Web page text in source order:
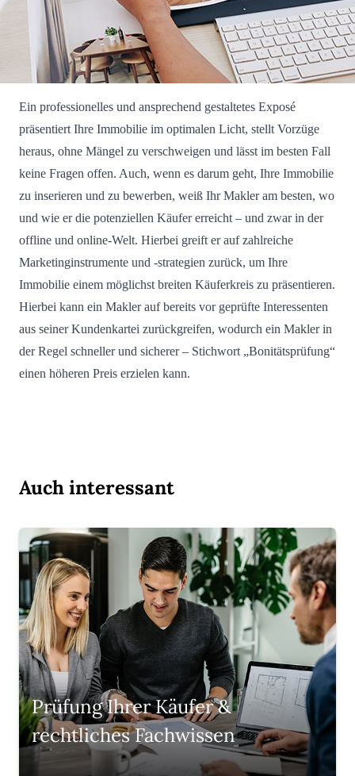
Ein professionelles und ansprechend gestaltetes Exposé
präsentiert Ihre Immobilie im optimalen Licht, stellt Vorzüge
heraus, ohne Mängel zu verschweigen und lässt im besten Fall
keine Fragen offen. Auch, wenn es darum geht, Ihre Immobilie
zu inserieren und zu bewerben, weiß Ihr Makler am besten, wo
und wie er die potenziellen Käufer erreicht – und zwar in der
offline und online-Welt. Hierbei greift er auf zahlreiche
Marketinginstrumente und -strategien zurück, um Ihre
Immobilie einem möglichst breiten Käuferkreis zu präsentieren.
Hierbei kann ein Makler auf bereits vor geprüfte Interessenten
aus seiner Kundenkartei zurückgreifen, wodurch ein Makler in
der Regel schneller und sicherer – Stichwort „Bonitätsprüfung“
einen höheren Preis erzielen kann.
Auch interessant
Prüfung Ihrer Käufer &
rechtliches Fachwissen